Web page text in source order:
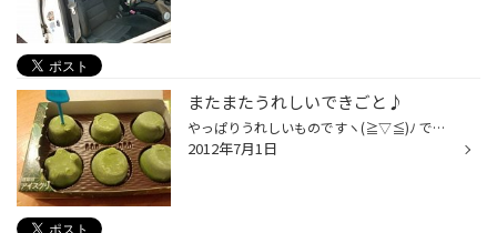
またまたうれしいできごと♪
やっぱりうれしいものですヽ(≧▽≦)ﾉ でも、瞬殺でおなかの中に消えて行きました★
2012年7月1日